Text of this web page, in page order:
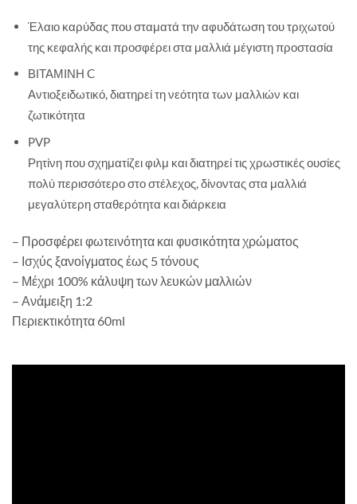
Έλαιο καρύδας που σταματά την αφυδάτωση του τριχωτού
της κεφαλής και προσφέρει στα μαλλιά μέγιστη προστασία
ΒΙΤΑΜΙΝΗ C
Αντιοξειδωτικό, διατηρεί τη νεότητα των μαλλιών και
ζωτικότητα
PVP
Ρητίνη που σχηματίζει φιλμ και διατηρεί τις χρωστικές ουσίες
πολύ περισσότερο στο στέλεχος, δίνοντας στα μαλλιά
μεγαλύτερη σταθερότητα και διάρκεια
– Προσφέρει φωτεινότητα και φυσικότητα χρώματος
– Ισχύς ξανοίγματος έως 5 τόνους
– Μέχρι 100% κάλυψη των λευκών μαλλιών
– Ανάμειξη 1:2
Περιεκτικότητα 60ml